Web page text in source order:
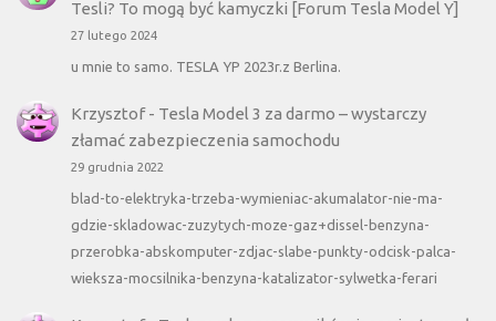
Tesli? To mogą być kamyczki [Forum Tesla Model Y]
27 lutego 2024
u mnie to samo. TESLA YP 2023r.z Berlina.
Krzysztof- Tesla Model 3 za darmo – wystarczy
złamać zabezpieczenia samochodu
29 grudnia 2022
blad-to-elektryka-trzeba-wymieniac-akumalator-nie-ma-
gdzie-skladowac-zuzytych-moze-gaz+dissel-benzyna-
przerobka-abskomputer-zdjac-slabe-punkty-odcisk-palca-
wieksza-mocsilnika-benzyna-katalizator-sylwetka-ferari